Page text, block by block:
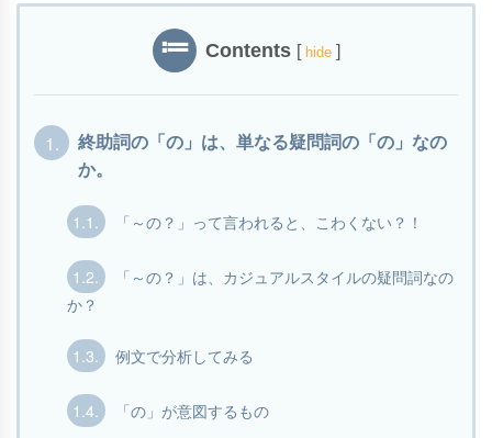
Contents [ hide ]
1.
終助詞の「の」は、単なる疑問詞の「の」なの
か。
1.1. 「～の？」って言われると、こわくない？！
1.2.
「～の？」は、カジュアルスタイルの疑問詞なの
か？
1.3. 例文で分析してみる
1.4. 「の」が意図するもの